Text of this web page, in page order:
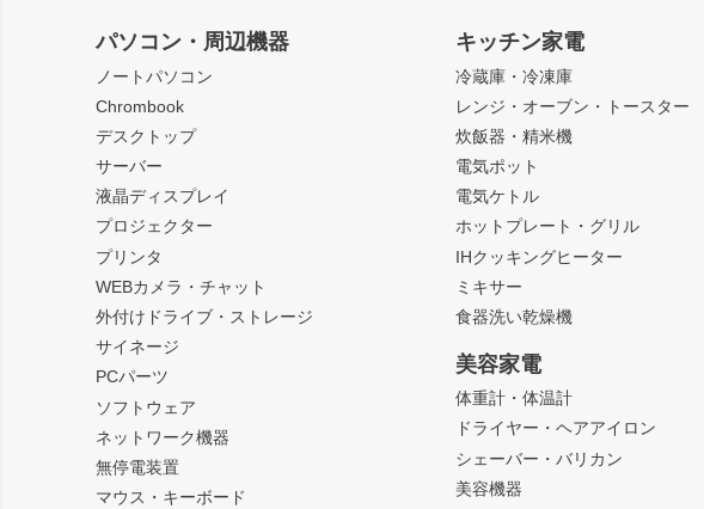
パソコン・周辺機器
ノートパソコン
Chrombook
デスクトップ
サーバー
液晶ディスプレイ
プロジェクター
プリンタ
WEBカメラ・チャット
外付けドライブ・ストレージ
サイネージ
PCパーツ
ソフトウェア
ネットワーク機器
無停電装置
マウス・キーボード
キッチン家電
冷蔵庫・冷凍庫
レンジ・オーブン・トースター
炊飯器・精米機
電気ポット
電気ケトル
ホットプレート・グリル
IHクッキングヒーター
ミキサー
食器洗い乾燥機
美容家電
体重計・体温計
ドライヤー・ヘアアイロン
シェーバー・バリカン
美容機器